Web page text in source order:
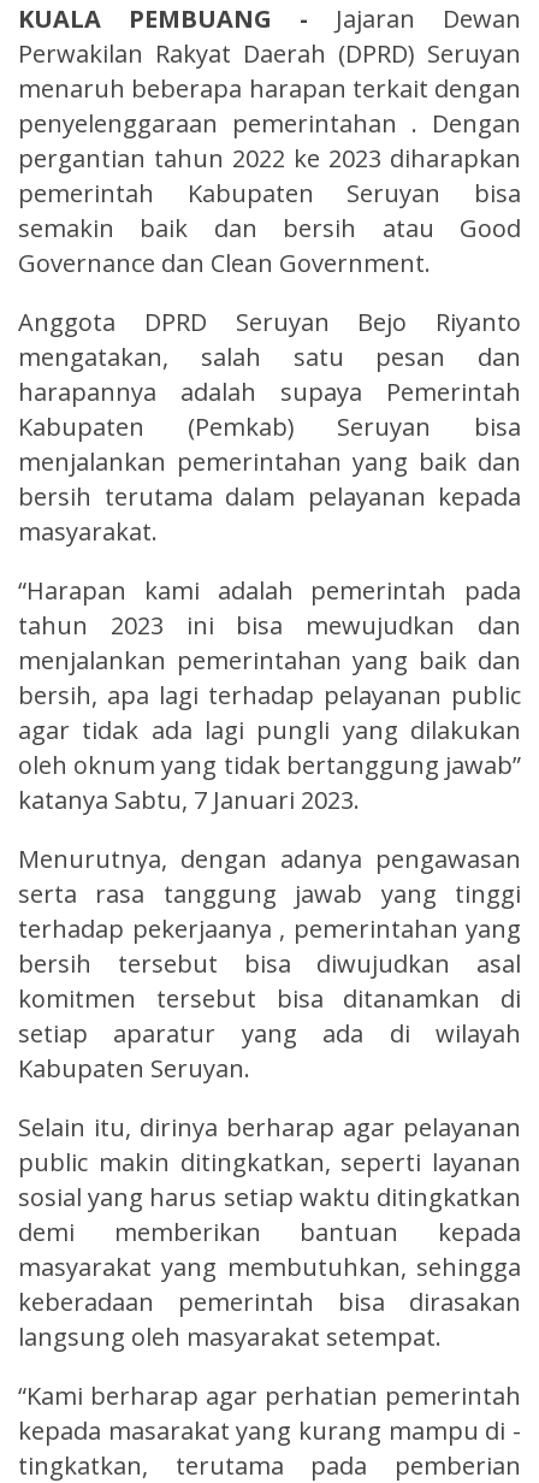
KUALA PEMBUANG - Jajaran Dewan
Perwakilan Rakyat Daerah (DPRD) Seruyan
menaruh beberapa harapan terkait dengan
penyelenggaraan pemerintahan . Dengan
pergantian tahun 2022 ke 2023 diharapkan
pemerintah Kabupaten Seruyan bisa
semakin baik dan bersih atau Good
Governance dan Clean Government.
Anggota DPRD Seruyan Bejo Riyanto
mengatakan, salah satu pesan dan
harapannya adalah supaya Pemerintah
Kabupaten (Pemkab) Seruyan bisa
menjalankan pemerintahan yang baik dan
bersih terutama dalam pelayanan kepada
masyarakat.
“Harapan kami adalah pemerintah pada
tahun 2023 ini bisa mewujudkan dan
menjalankan pemerintahan yang baik dan
bersih, apa lagi terhadap pelayanan public
agar tidak ada lagi pungli yang dilakukan
oleh oknum yang tidak bertanggung jawab”
katanya Sabtu, 7 Januari 2023.
Menurutnya, dengan adanya pengawasan
serta rasa tanggung jawab yang tinggi
terhadap pekerjaanya , pemerintahan yang
bersih tersebut bisa diwujudkan asal
komitmen tersebut bisa ditanamkan di
setiap aparatur yang ada di wilayah
Kabupaten Seruyan.
Selain itu, dirinya berharap agar pelayanan
public makin ditingkatkan, seperti layanan
sosial yang harus setiap waktu ditingkatkan
demi memberikan bantuan kepada
masyarakat yang membutuhkan, sehingga
keberadaan pemerintah bisa dirasakan
langsung oleh masyarakat setempat.
“Kami berharap agar perhatian pemerintah
kepada masarakat yang kurang mampu di -
tingkatkan, terutama pada pemberian